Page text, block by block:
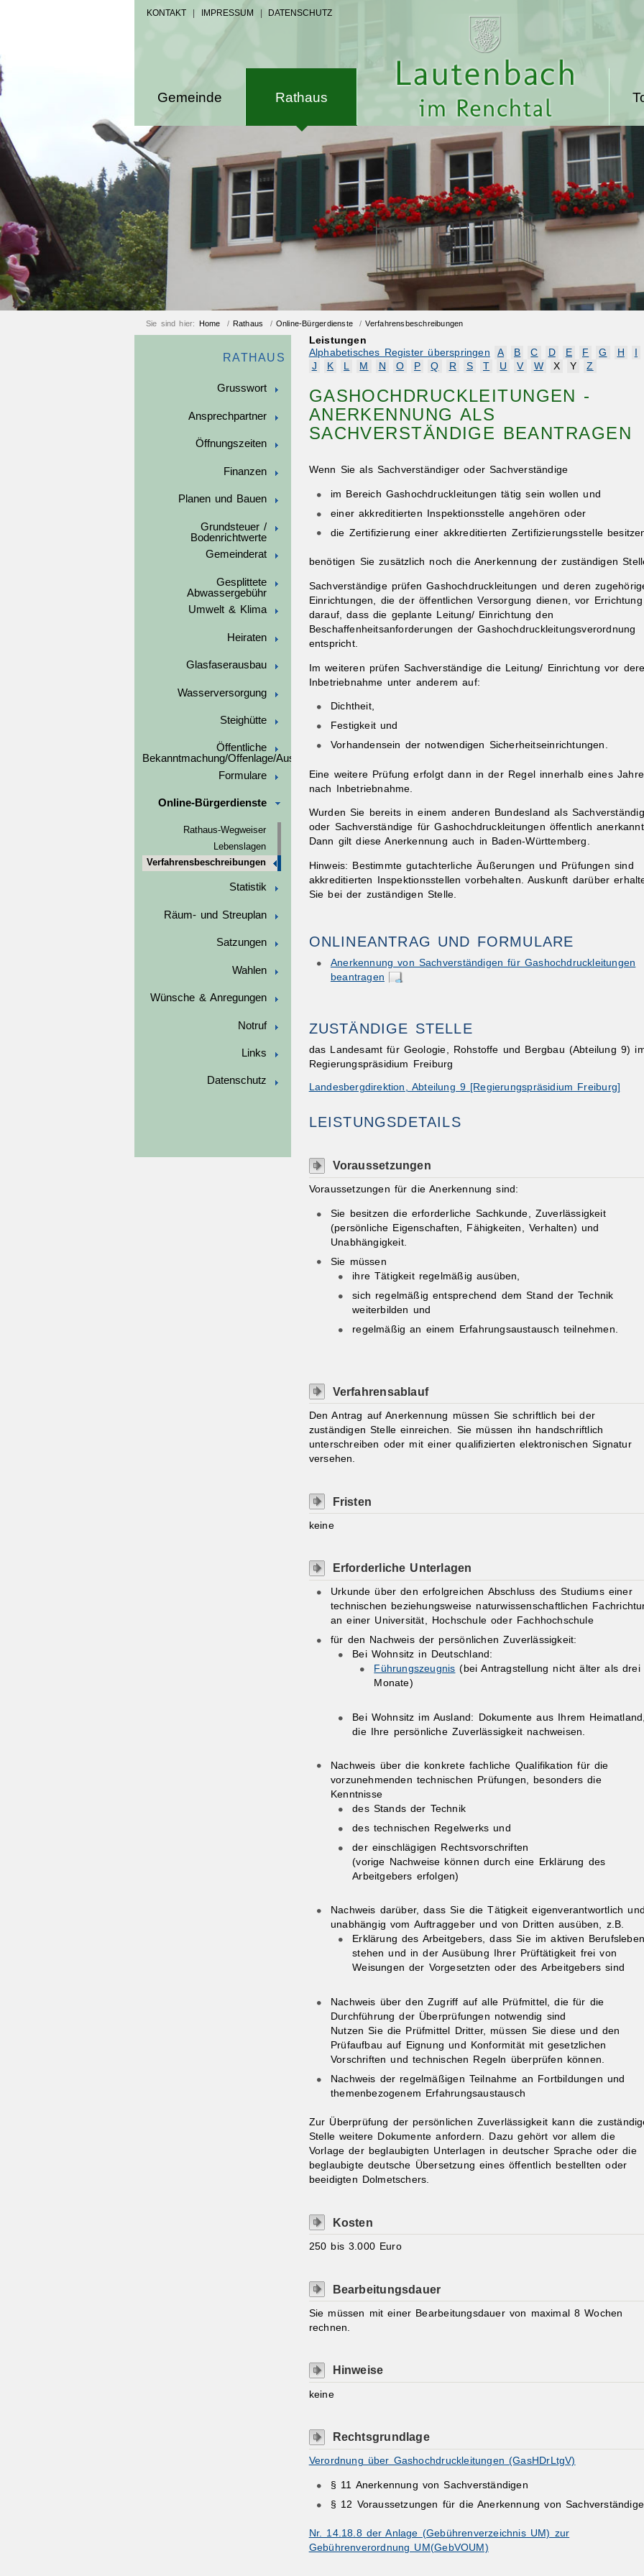
KONTAKT IMPRESSUM DATENSCHUTZ
Gemeinde Rathaus
Sie sind hier: Home / Rathaus / Online-Bürgerdienste /Verfahrensbeschreibungen
RATHAUS
Grusswort
Ansprechpartner
Öffnungszeiten
Finanzen
Planen und Bauen
Grundsteuer /
Bodenrichtwerte
Gemeinderat
Gesplittete
Abwassergebühr
Umwelt & Klima
Heiraten
Glasfaserausbau
Wasserversorgung
Steighütte
Öffentliche
Bekanntmachung/Offenlage/Ausschreibungen
Formulare
Online-Bürgerdienste
Rathaus-Wegweiser
Lebenslagen
Verfahrensbeschreibungen
Statistik
Räum- und Streuplan
Satzungen
Wahlen
Wünsche & Anregungen
Notruf
Links
Datenschutz
Leistungen
Alphabetisches Register überspringen
A B C D E F G H
J
K L M N O P Q R S T U V W X Y Z
GASHOCHDRUCKLEITUNGEN -
ANERKENNUNG ALS
SACHVERSTÄNDIGE BEANTRAGEN
Wenn Sie als Sachverständiger oder Sachverständige
im Bereich Gashochdruckleitungen tätig sein wollen und
einer akkreditierten Inspektionsstelle angehören oder
die Zertifizierung einer akkreditierten Zertifizierungsstelle
benötigen Sie zusätzlich noch die Anerkennung der zuständigen
Sachverständige prüfen Gashochdruckleitungen und deren
Einrichtungen, die der öffentlichen Versorgung dienen, vor Errichtung
darauf, dass die geplante Leitung/ Einrichtung den
Beschaffenheitsanforderungen der Gashochdruckleitungsverordnung
entspricht.
Im weiteren prüfen Sachverständige die Leitung/ Einrichtung vor
Inbetriebnahme unter anderem auf:
Dichtheit,
Festigkeit und
Vorhandensein der notwendigen Sicherheitseinrichtungen.
Eine weitere Prüfung erfolgt dann in der Regel innerhalb eines
nach Inbetriebnahme.
Wurden Sie bereits in einem anderen Bundesland als
oder Sachverständige für Gashochdruckleitungen öffentlich
Dann gilt diese Anerkennung auch in Baden-Württemberg.
Hinweis: Bestimmte gutachterliche Äußerungen und Prüfungen sind
akkreditierten Inspektionsstellen vorbehalten. Auskunft darüber
Sie bei der zuständigen Stelle.
ONLINEANTRAG UND FORMULARE
Anerkennung von Sachverständigen für Gashochdruckleitungen
beantragen
ZUSTÄNDIGE STELLE
das Landesamt für Geologie, Rohstoffe und Bergbau (Abteilung 9)
Regierungspräsidium Freiburg
Landesbergdirektion, Abteilung 9 [Regierungspräsidium Freiburg]
LEISTUNGSDETAILS
Voraussetzungen
Voraussetzungen für die Anerkennung sind:
Sie besitzen die erforderliche Sachkunde, Zuverlässigkeit
(persönliche Eigenschaften, Fähigkeiten, Verhalten) und
Unabhängigkeit.
Sie müssen
ihre Tätigkeit regelmäßig ausüben,
sich regelmäßig entsprechend dem Stand der Technik
weiterbilden und
regelmäßig an einem Erfahrungsaustausch teilnehmen.
Verfahrensablauf
Den Antrag auf Anerkennung müssen Sie schriftlich bei der
zuständigen Stelle einreichen. Sie müssen ihn handschriftlich
unterschreiben oder mit einer qualifizierten elektronischen Signatur
versehen.
Fristen
keine
Erforderliche Unterlagen
Urkunde über den erfolgreichen Abschluss des Studiums einer
technischen beziehungsweise naturwissenschaftlichen
an einer Universität, Hochschule oder Fachhochschule
für den Nachweis der persönlichen Zuverlässigkeit:
Bei Wohnsitz in Deutschland:
Führungszeugnis (bei Antragstellung nicht älter als drei
Monate)
Bei Wohnsitz im Ausland: Dokumente aus Ihrem
die Ihre persönliche Zuverlässigkeit nachweisen.
Nachweis über die konkrete fachliche Qualifikation für die
vorzunehmenden technischen Prüfungen, besonders die
Kenntnisse
des Stands der Technik
des technischen Regelwerks und
der einschlägigen Rechtsvorschriften
(vorige Nachweise können durch eine Erklärung des
Arbeitgebers erfolgen)
Nachweis darüber, dass Sie die Tätigkeit eigenverantwortlich
unabhängig vom Auftraggeber und von Dritten ausüben, z.B.
Erklärung des Arbeitgebers, dass Sie im aktiven
stehen und in der Ausübung Ihrer Prüftätigkeit frei von
Weisungen der Vorgesetzten oder des Arbeitgebers sind
Nachweis über den Zugriff auf alle Prüfmittel, die für die
Durchführung der Überprüfungen notwendig sind
Nutzen Sie die Prüfmittel Dritter, müssen Sie diese und den
Prüfaufbau auf Eignung und Konformität mit gesetzlichen
Vorschriften und technischen Regeln überprüfen können.
Nachweis der regelmäßigen Teilnahme an Fortbildungen und
themenbezogenem Erfahrungsaustausch
Zur Überprüfung der persönlichen Zuverlässigkeit kann die
Stelle weitere Dokumente anfordern. Dazu gehört vor allem die
Vorlage der beglaubigten Unterlagen in deutscher Sprache oder die
beglaubigte deutsche Übersetzung eines öffentlich bestellten oder
beeidigten Dolmetschers.
Kosten
250 bis 3.000 Euro
Bearbeitungsdauer
Sie müssen mit einer Bearbeitungsdauer von maximal 8 Wochen
rechnen.
Hinweise
keine
Rechtsgrundlage
Verordnung über Gashochdruckleitungen (GasHDrLtgV)
§ 11 Anerkennung von Sachverständigen
§ 12 Voraussetzungen für die Anerkennung von
Nr. 14.18.8 der Anlage (Gebührenverzeichnis UM) zur
Gebührenverordnung UM(GebVOUM)